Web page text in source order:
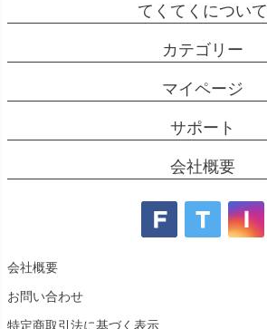
てくてくについて
カテゴリー
マイページ
サポート
会社概要
会社概要
お問い合わせ
特定商取引法に基づく表示